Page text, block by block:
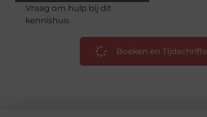
Vraag om hulp bij dit
kennishuis
Boeken en